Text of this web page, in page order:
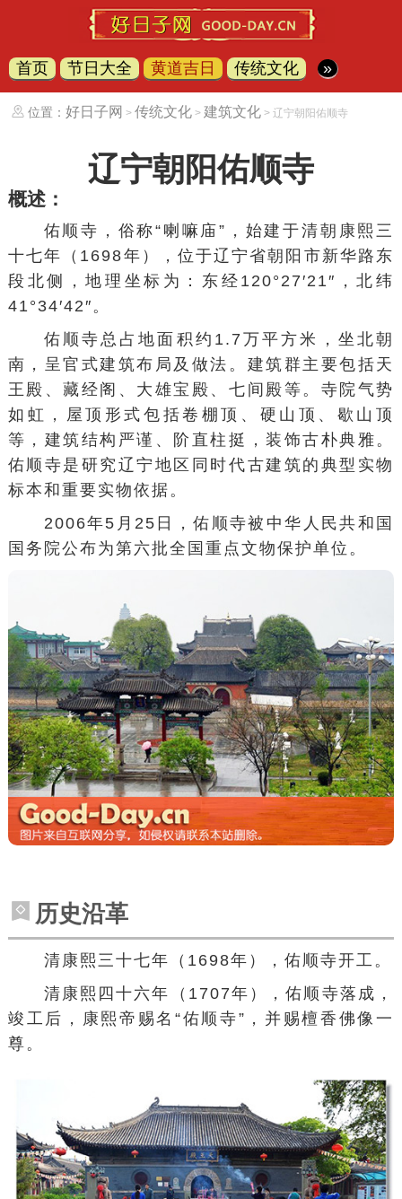
首页 节日大全 黄道吉日 传统文化 »
位置： 好日子网 > 传统文化> 建筑文化> 辽宁朝阳佑顺寺
辽宁朝阳佑顺寺
概述：
佑顺寺，俗称“喇嘛庙”，始建于清朝康熙三
十七年（1698年），位于辽宁省朝阳市新华路东
段北侧，地理坐标为：东经120°27′21″，北纬
41°34′42″。
佑顺寺总占地面积约1.7万平方米，坐北朝
南，呈官式建筑布局及做法。建筑群主要包括天
王殿、藏经阁、大雄宝殿、七间殿等。寺院气势
如虹，屋顶形式包括卷棚顶、硬山顶、歇山顶
等，建筑结构严谨、阶直柱挺，装饰古朴典雅。
佑顺寺是研究辽宁地区同时代古建筑的典型实物
标本和重要实物依据。
2006年5月25日，佑顺寺被中华人民共和国
国务院公布为第六批全国重点文物保护单位。
历史沿革
清康熙三十七年（1698年），佑顺寺开工。
清康熙四十六年（1707年），佑顺寺落成，
竣工后，康熙帝赐名“佑顺寺”，并赐檀香佛像一
尊。